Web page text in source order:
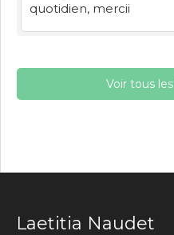
quotidien, mercii
Voir tous
Laetitia Naudet